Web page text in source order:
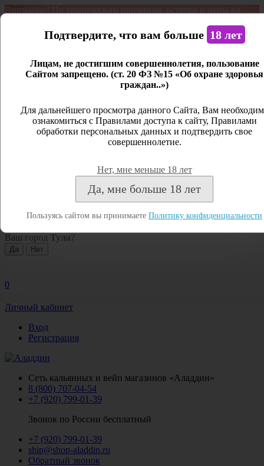
Внимание! По техническим причинам, остатки и цены на
является демонстрационным. Дистанционная продажа не
Открыть сайдбар
Личный кабинет
Закрыть
Посмотреть все результаты
Ваш город Тула ?
0
Личный кабинет
Вход
Регистрация
Сеть кальянных и вейп магазинов «Аладдин»
8 (800) 707-04-54
+7 (920) 799-01-39
Звонок по России бесплатный
+7 (920) 799-01-39
ship@shop-aladdin.ru
Обратный звонок
Подтвердите, что вам больше 18 лет
Лицам, не достигшим совершеннолетия, пользование
Сайтом запрещено. (ст. 20 ФЗ №15 «Об охране здоровья
граждан..»)
Для дальнейшего просмотра данного Сайта, Вам
ознакомиться с Правилами доступа к сайту, Правилами
обработки персональных данных и подтвердить свое
совершеннолетие.
Нет, мне меньше 18 лет
Да, мне больше 18 лет
Пользуясь сайтом вы принимаете Политику конфиденциальности